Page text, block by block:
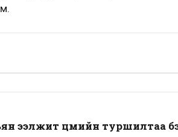
ээлжит цөмийн туршилтаа